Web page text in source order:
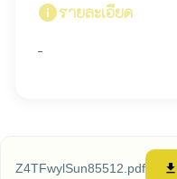
infoรายละเอียด
-
Z4TFwylSun85512.pdf file_download